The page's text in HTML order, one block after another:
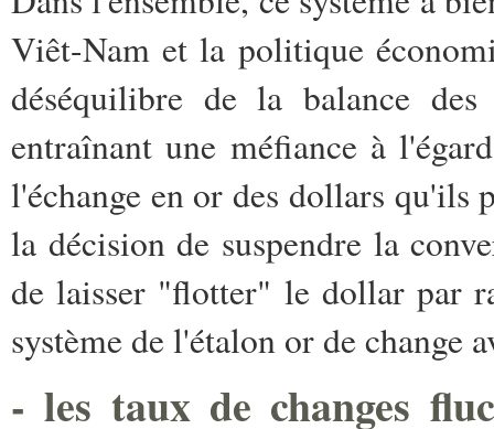
Viêt-Nam et la politique
déséquilibre de la balance
entraînant une méfiance à
l'échange en or des dollars qu'ils
la décision de suspendre la
de laisser "flotter" le dollar par
système de l'étalon or de change
- les taux de changes